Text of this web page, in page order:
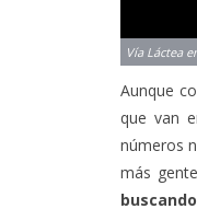
Aunque
que van
números
más